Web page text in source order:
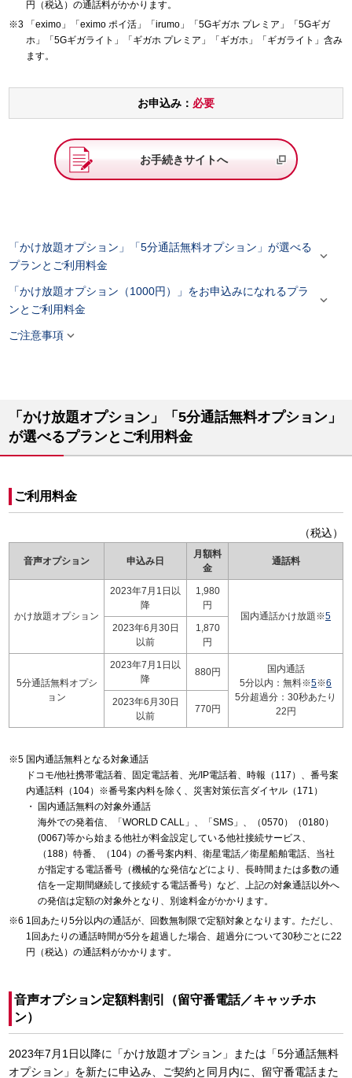
円（税込）の通話料がかかります。
「eximo」「eximo ポイ活」「irumo」「5Gギガホ プレミア」「5Gギガ
ホ」「5Gギガライト」「ギガホ プレミア」「ギガホ」「ギガライト」含み
ます。
お申込み： 必要
お手続きサイトへ
「かけ放題オプション」「5分通話無料オプション」が選べる
プランとご利用料金

「かけ放題オプション（1000円）」をお申込みになれるプラ
ンとご利用料金

ご注意事項
「かけ放題オプション」「5分通話無料オプション」
が選べるプランとご利用料金
ご利用料金
（税込）
音声オプション 申込み日
月額料
金
通話料
かけ放題オプション
2023年7月1日以
降
1,980
円
国内通話かけ放題※5
2023年6月30日
以前
1,870
円
5分通話無料オプシ
ョン
2023年7月1日以
降
880円
国内通話
5分以内：無料※5※6
5分超過分：30秒あたり
22円
2023年6月30日
以前
770円
国内通話無料となる対象通話
ドコモ/他社携帯電話着、固定電話着、光/IP電話着、時報（117）、番号案
内通話料（104）※番号案内料を除く、災害対策伝言ダイヤル（171）
国内通話無料の対象外通話
海外での発着信、「WORLD CALL」、「SMS」、（0570）（0180）
(0067)等から始まる他社が料金設定している他社接続サービス、
（188）特番、（104）の番号案内料、衛星電話／衛星船舶電話、当社
が指定する電話番号（機械的な発信などにより、長時間または多数の通
信を一定期間継続して接続する電話番号）など、上記の対象通話以外へ
の発信は定額の対象外となり、別途料金がかかります。
1回あたり5分以内の通話が、回数無制限で定額対象となります。ただし、
1回あたりの通話時間が5分を超過した場合、超過分について30秒ごとに22
円（税込）の通話料がかかります。
音声オプション定額料割引（留守番電話／キャッチホ
ン）
2023年7月1日以降に「かけ放題オプション」または「5分通話無料
オプション」を新たに申込み、ご契約と同月内に、留守番電話また